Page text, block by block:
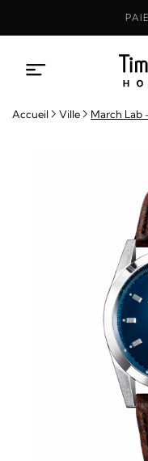
Accueil Ville March Lab